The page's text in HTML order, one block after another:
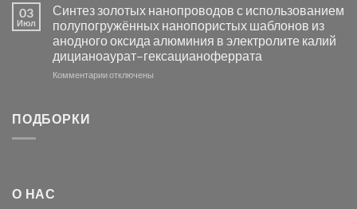
в
видимом
свете
с
помощью
модификации
серебра
с
электродов
серебра
и
03
Июл
Синтез золотых нанопроводов с использованием
полупогружённых нанопористых шаблонов из
анодного оксида алюминия в электролите калий
дицианоаурат–гексацианоферрата
Комментариикотключены
ПОДБОРКИ
О НАС